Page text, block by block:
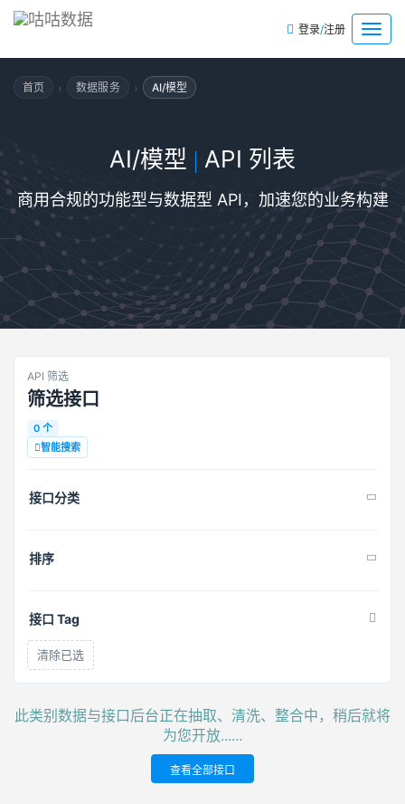
菜
单
登录/注册
首页 › 数据服务 › AI/模型
AI/模型 | API 列表
商用合规的功能型与数据型 API，加速您的业务构建
API 筛选
筛选接口
0 个
智能搜索
接口分类
排序
接口 Tag
清除已选
此类别数据与接口后台正在抽取、清洗、整合中，稍后就将
为您开放......
查看全部接口